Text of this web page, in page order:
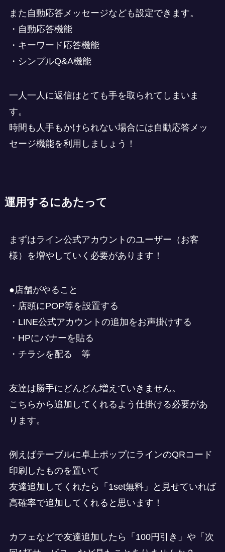
また自動応答メッセージなども設定できます。
・自動応答機能
・キーワード応答機能
・シンプルQ&A機能
一人一人に返信はとても手を取られてしまいま
す。
時間も人手もかけられない場合には自動応答メッ
セージ機能を利用しましょう！
運用するにあたって
まずはライン公式アカウントのユーザー（お客
様）を増やしていく必要があります！
●店舗がやること
・店頭にPOP等を設置する
・LINE公式アカウントの追加をお声掛けする
・HPにバナーを貼る
・チラシを配る 等
友達は勝手にどんどん増えていきません。
こちらから追加してくれるよう仕掛ける必要があ
ります。
例えばテーブルに卓上ポップにラインのQRコード
印刷したものを置いて
友達追加してくれたら「1set無料」と見せていれば
高確率で追加してくれると思います！
カフェなどで友達追加したら「100円引き」や「次